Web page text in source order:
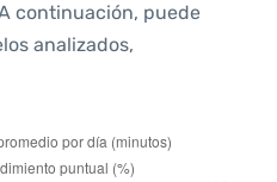
continuación, puede
analizados,